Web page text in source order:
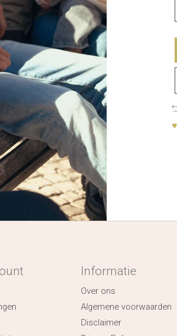
Informatie
Over ons
Algemene voorwaarden
Disclaimer